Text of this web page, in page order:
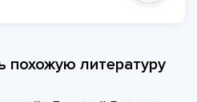
похожую литературу